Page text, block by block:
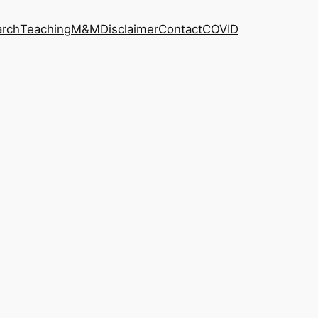
TeachingM&MDisclaimerContactCOVID